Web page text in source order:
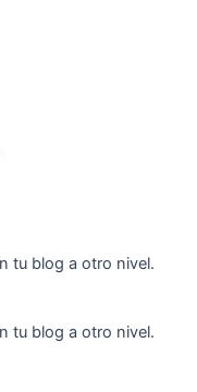
tu blog a otro nivel.
tu blog a otro nivel.